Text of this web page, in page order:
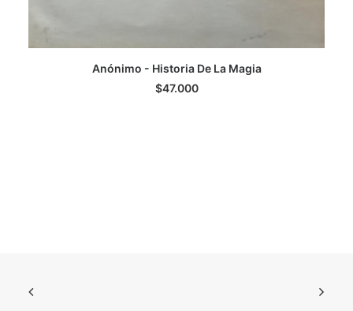
Anónimo - Historia De La Magia
$47.000